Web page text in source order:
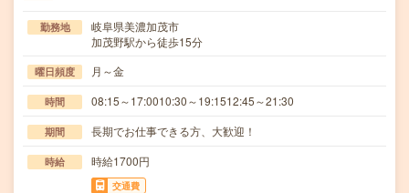
勤務地
岐阜県美濃加茂市
加茂野駅から徒歩15分
曜日頻度 月～金
時間 08:15～17:0010:30～19:1512:45～21:30
期間 長期でお仕事できる方、大歓迎！
時給 時給1700円
交通費